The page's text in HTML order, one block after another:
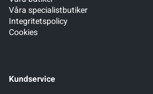
Våra specialistbutiker
Integritetspolicy
Cookies
Kundservice